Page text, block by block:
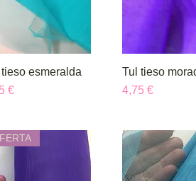
Vista rápida
esmeralda
€
Vista
Tul tieso
Precio
4,75 €